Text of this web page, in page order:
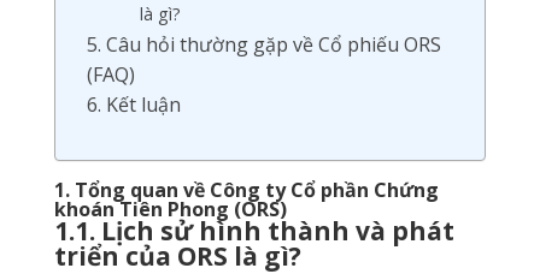
là gì?
5. Câu hỏi thường gặp về Cổ phiếu ORS
(FAQ)
6. Kết luận
1. Tổng quan về Công ty Cổ phần Chứng
khoán Tiên Phong (ORS)
1.1. Lịch sử hình thành và phát
triển của ORS là gì?